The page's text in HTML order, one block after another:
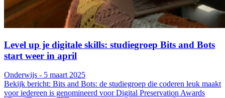
Level up je digitale skills: studiegroep Bits and Bots
start weer in april
Onderwijs - 5 maart 2025
Bekijk bericht: Bits and Bots: de studiegroep die coderen leuk maakt
voor iedereen is genomineerd voor Digital Preservation Awards